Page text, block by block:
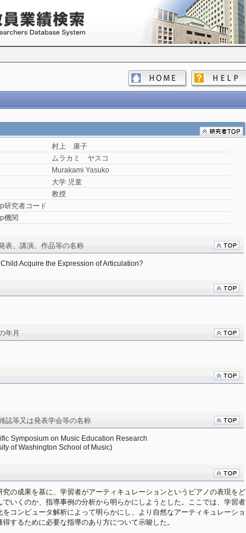
村上 康子
ムラカミ ヤスコ
Murakami Yasuko
大学 児童
教授
研究者コード
機関
表、講演、作品等の名称
Acquire the Expression of Articulation?
年月
誌等又は発表学会等の名称
Symposium on Music Education Research
of Washington School of Music)
究の成果を基に、学習者がアーティキュレーションというピアノの表現をど
でいくのか、指導事例の分析から明らかにしようとした。ここでは、学習者
をコンピュータ解析によって明らかにし、より自然なアーティキュレーショ
得するために必要な指導のあり方について示唆した。